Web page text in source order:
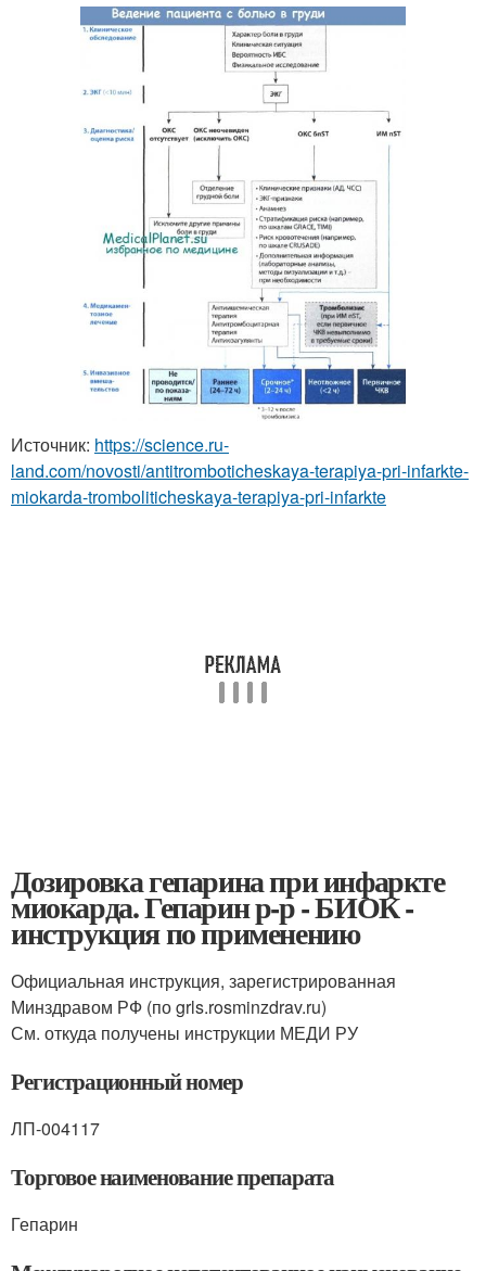
Источник: https://science.ru-
land.com/novosti/antitromboticheskaya-terapiya-pri-infarkte-
miokarda-tromboliticheskaya-terapiya-pri-infarkte
Дозировка гепарина при инфаркте
миокарда. Гепарин р-р - БИОК -
инструкция по применению
Официальная инструкция, зарегистрированная
Минздравом РФ (по grls.rosminzdrav.ru)
См. откуда получены инструкции МЕДИ РУ
Регистрационный номер
ЛП-004117
Торговое наименование препарата
Гепарин